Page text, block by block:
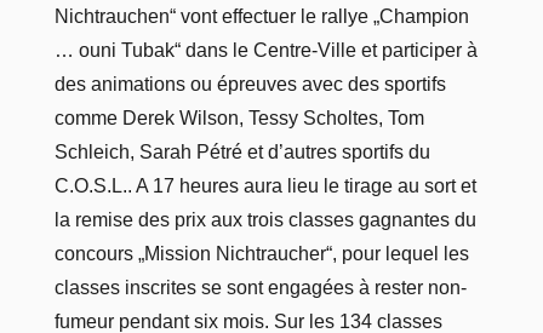
Nichtrauchen“ vont effectuer le rallye „Champion
… ouni Tubak“ dans le Centre-Ville et participer à
des animations ou épreuves avec des sportifs
comme Derek Wilson, Tessy Scholtes, Tom
Schleich, Sarah Pétré et d’autres sportifs du
C.O.S.L.. A 17 heures aura lieu le tirage au sort et
la remise des prix aux trois classes gagnantes du
concours „Mission Nichtraucher“, pour lequel les
classes inscrites se sont engagées à rester non-
fumeur pendant six mois. Sur les 134 classes